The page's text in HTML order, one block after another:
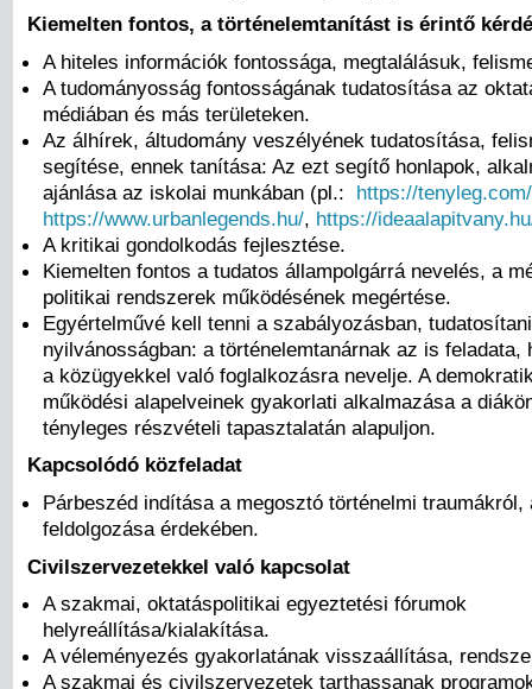
Kiemelten fontos, a történelemtanítást is érintő
A hiteles információk fontossága, megtalálásuk,
A tudományosság fontosságának tudatosítása az
médiában és más területeken.
Az álhírek, áltudomány veszélyének tudatosítása,
segítése, ennek tanítása: Az ezt segítő honlapok,
ajánlása az iskolai munkában (pl.: https://tenyleg.com/
https://www.urbanlegends.hu/, https://
A kritikai gondolkodás fejlesztése.
Kiemelten fontos a tudatos állampolgárrá nevelés, a
politikai rendszerek működésének megértése.
Egyértelművé kell tenni a szabályozásban,
nyilvánosságban: a történelemtanárnak az is feladata,
a közügyekkel való foglalkozásra nevelje. A
működési alapelveinek gyakorlati alkalmazása a
tényleges részvételi tapasztalatán alapuljon.
Kapcsolódó közfeladat
Párbeszéd indítása a megosztó történelmi traumákról,
feldolgozása érdekében.
Civilszervezetekkel való kapcsolat
A szakmai, oktatáspolitikai egyeztetési fórumok
helyreállítása/kialakítása.
A véleményezés gyakorlatának visszaállítása,
A szakmai és civilszervezetek tarthassanak